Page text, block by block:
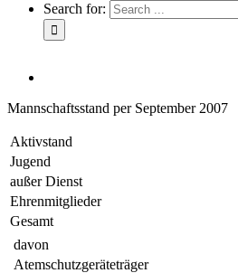
Search for:
Mannschaftsstand per September 2007
Aktivstand
Jugend
außer Dienst
Ehrenmitglieder
Gesamt
davon
Atemschutzgeräteträger